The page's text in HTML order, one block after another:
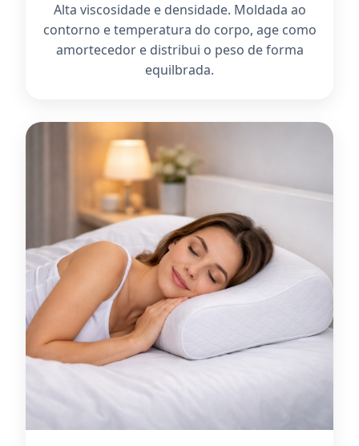
Alta viscosidade e densidade. Moldada ao
contorno e temperatura do corpo, age como
amortecedor e distribui o peso de forma
equilbrada.